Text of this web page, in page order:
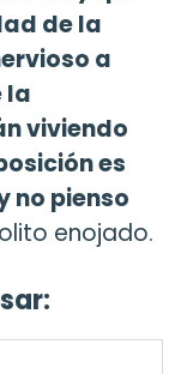
de la
a
la
viviendo
es
no pienso
enojado.